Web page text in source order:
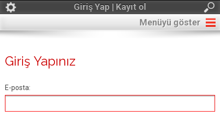
Giriş Yap | Kayıt ol
Menüyü göster
Giriş Yapınız
E-posta: